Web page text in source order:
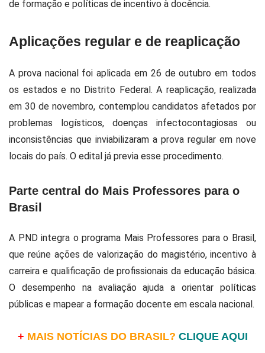
de formação e políticas de incentivo à docência.
Aplicações regular e de reaplicação
A prova nacional foi aplicada em 26 de outubro em todos
os estados e no Distrito Federal. A reaplicação, realizada
em 30 de novembro, contemplou candidatos afetados por
problemas logísticos, doenças infectocontagiosas ou
inconsistências que inviabilizaram a prova regular em nove
locais do país. O edital já previa esse procedimento.
Parte central do Mais Professores para o
Brasil
A PND integra o programa Mais Professores para o Brasil,
que reúne ações de valorização do magistério, incentivo à
carreira e qualificação de profissionais da educação básica.
O desempenho na avaliação ajuda a orientar políticas
públicas e mapear a formação docente em escala nacional.
+ MAIS NOTÍCIAS DO BRASIL? CLIQUE AQUI